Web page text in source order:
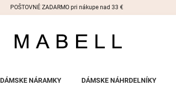
POŠTOVNÉ ZADARMO pri nákupe nad 33 €
DÁMSKE NÁRAMKY DÁMSKE NÁHRDELNÍKY